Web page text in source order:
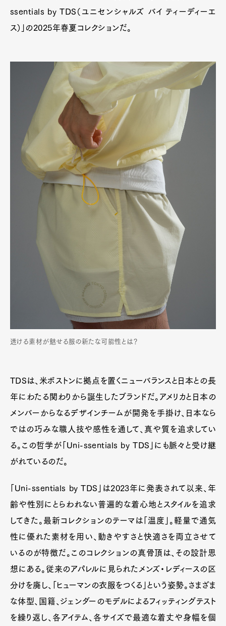
ssentials by TDS（ユニセンシャルズ バイ ティーディーエ
ス）」の2025年春夏コレクションだ。
透ける素材が魅せる服の新たな可能性とは？
TDSは、米ボストンに拠点を置くニューバランスと日本との長
年にわたる関わりから誕生したブランドだ。アメリカと日本の
メンバーからなるデザインチームが開発を手掛け、日本なら
ではの巧みな職人技や感性を通して、真や質を追求してい
る。この哲学が「Uni-ssentials by TDS」にも脈々と受け継
がれているのだ。
「Uni-ssentials by TDS」は2023年に発表されて以来、年
齢や性別にとらわれない普遍的な着心地とスタイルを追求
してきた。最新コレクションのテーマは「温度」。軽量で通気
性に優れた素材を用い、動きやすさと快適さを両立させて
いるのが特徴だ。このコレクションの真骨頂は、その設計思
想にある。従来のアパレルに見られたメンズ・レディースの区
分けを廃し、「ヒューマンの衣服をつくる」という姿勢。さまざま
な体型、国籍、ジェンダーのモデルによるフィッティングテスト
を繰り返し、各アイテム、各サイズで最適な着丈や身幅を個